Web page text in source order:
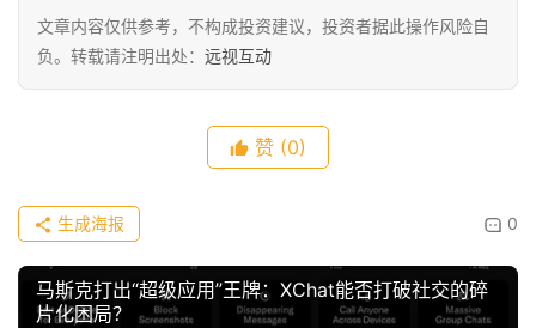
文章内容仅供参考，不构成投资建议，投资者据此操作风险自
负。转载请注明出处： 远视互动
赞 (0)
0
生成海报
马斯克打出“超级应用”王牌：XChat能否打破社交的碎
片化困局？